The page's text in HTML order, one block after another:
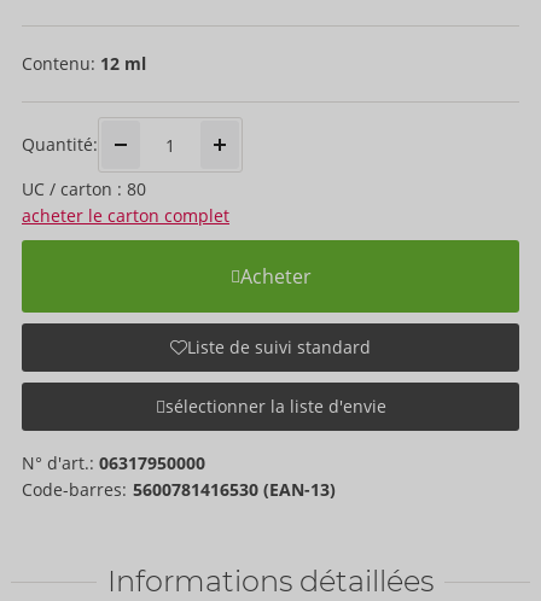
Contenu: 12 ml
Quantité:
UC / carton : 80
acheter le carton complet
Acheter
Liste de suivi standard
sélectionner la liste d'envie
N° d'art.: 06317950000
Code-barres: 5600781416530 (EAN-13)
Informations détaillées